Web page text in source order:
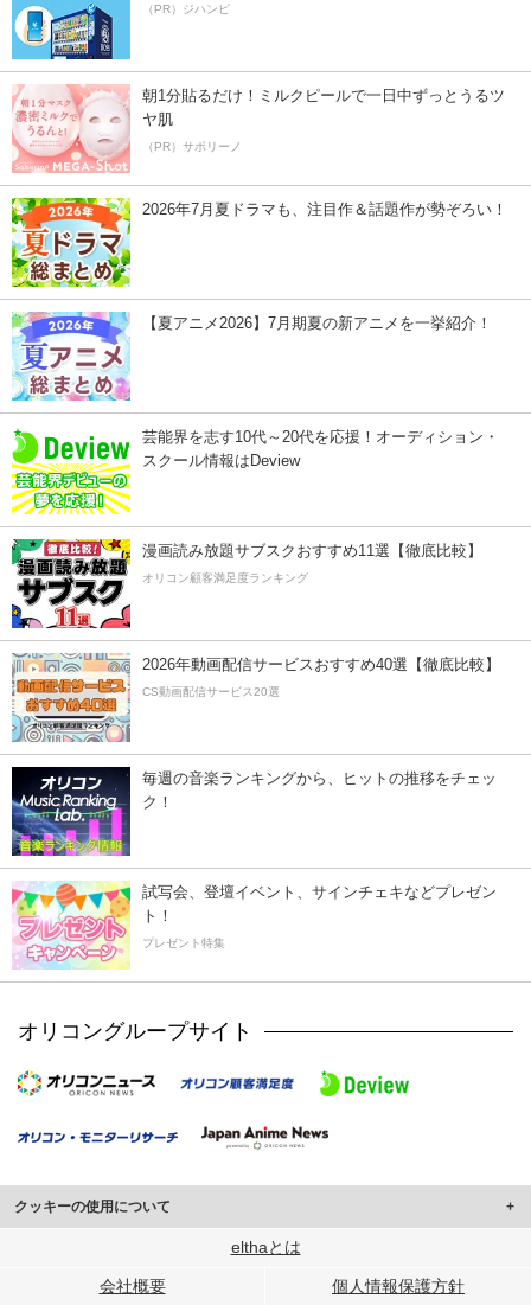
（PR）ジハンピ
朝1分貼るだけ！ミルクピールで一日中ずっとうるツ
ヤ肌
（PR）サボリーノ
2026年7月夏ドラマも、注目作＆話題作が勢ぞろい！
【夏アニメ2026】7月期夏の新アニメを一挙紹介！
芸能界を志す10代～20代を応援！オーディション・
スクール情報はDeview
漫画読み放題サブスクおすすめ11選【徹底比較】
オリコン顧客満足度ランキング
2026年動画配信サービスおすすめ40選【徹底比較】
CS動画配信サービス20選
毎週の音楽ランキングから、ヒットの推移をチェッ
ク！
試写会、登壇イベント、サインチェキなどプレゼン
ト！
プレゼント特集
オリコングループサイト
クッキーの使用について
このサイトでは Cookie を使用して、ユーザーに合わせたコンテンツや広告の
行っています。
elthaとは
会社概要 個人情報保護方針